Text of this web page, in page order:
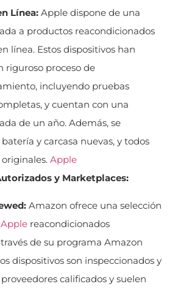
Línea: Apple dispone de una
a productos reacondicionados
línea. Estos dispositivos han
riguroso proceso de
incluyendo pruebas
y cuentan con una
de un año. Además, se
y carcasa nuevas, y todos
originales. Apple
y Marketplaces:
Amazon ofrece una selección
Apple reacondicionados
de su programa Amazon
dispositivos son inspeccionados y
calificados y suelen